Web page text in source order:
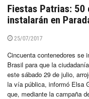
Fiestas Patrias: 50
instalarán en
25/07/2017
Cincuenta contenedores se
Brasil para que la
este sábado 29 de julio,
la vía pública, informó Elsa
que, mediante la campaña